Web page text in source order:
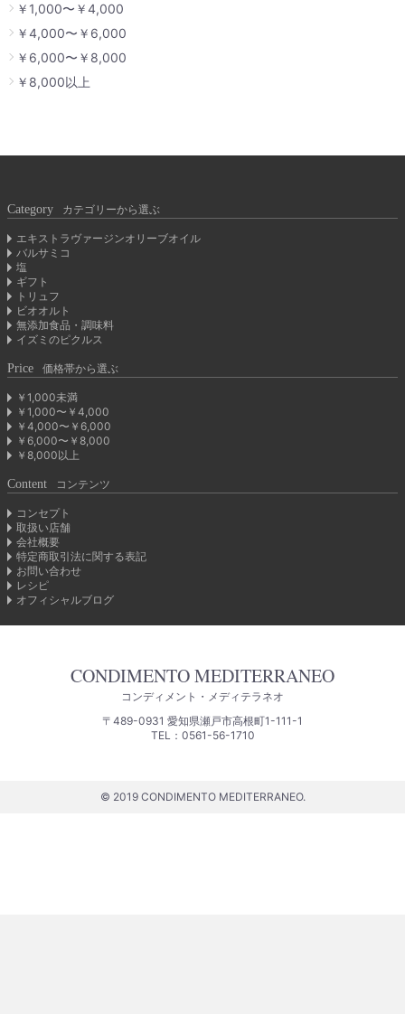
￥1,000〜￥4,000
￥4,000〜￥6,000
￥6,000〜￥8,000
￥8,000以上
Category カテゴリーから選ぶ
エキストラヴァージンオリーブオイル
バルサミコ
塩
ギフト
トリュフ
ビオオルト
無添加食品・調味料
イズミのピクルス
Price 価格帯から選ぶ
￥1,000未満
￥1,000〜￥4,000
￥4,000〜￥6,000
￥6,000〜￥8,000
￥8,000以上
Content コンテンツ
コンセプト
取扱い店舗
会社概要
特定商取引法に関する表記
お問い合わせ
レシピ
オフィシャルブログ
CONDIMENTO MEDITERRANEO
コンディメント・メディテラネオ
〒489-0931 愛知県瀬戸市高根町1-111-1
TEL：0561-56-1710
© 2019 CONDIMENTO MEDITERRANEO.